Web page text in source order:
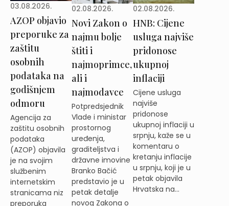
03.08.2026.
AZOP objavio
preporuke za
zaštitu
osobnih
podataka na
godišnjem
odmoru
Agencija za
zaštitu osobnih
podataka
(AZOP) objavila
je na svojim
službenim
internetskim
stranicama niz
preporuka
02.08.2026.
Novi Zakon o
najmu bolje
štiti i
najmoprimce,
ali i
najmodavce
Potpredsjednik
Vlade i ministar
prostornog
uređenja,
graditeljstva i
državne imovine
Branko Bačić
predstavio je u
petak detalje
novog Zakona o
02.08.2026.
HNB: Cijene
usluga najviše
pridonose
ukupnoj
inflaciji
Cijene usluga
najviše
pridonose
ukupnoj inflaciji u
srpnju, kaže se u
komentaru o
kretanju inflacije
u srpnju, koji je u
petak objavila
Hrvatska na...